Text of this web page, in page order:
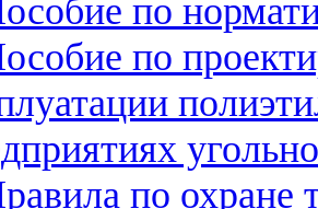
по
по
по охране